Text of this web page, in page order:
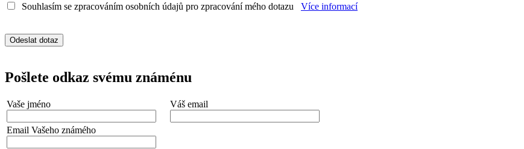
Souhlasím se zpracováním osobních údajů pro zpracování mého dotazu Více informací
Pošlete odkaz svému známénu
Vaše jméno Váš email
Email Vašeho známého